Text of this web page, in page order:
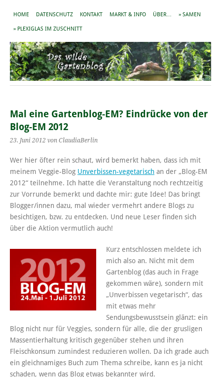
HOME DATENSCHUTZ KONTAKT MARKT & INFO ÜBER… » SAMEN
» PLEXIGLAS IM ZUSCHNITT
Mal eine Gartenblog-EM? Eindrücke von der
Blog-EM 2012
23. Juni 2012 von ClaudiaBerlin
Wer hier öfter rein schaut, wird bemerkt haben, dass ich mit
meinem Veggie-Blog Unverbissen-vegetarisch an der „Blog-EM
2012“ teilnehme. Ich hatte die Veranstaltung noch rechtzeitig
zur Vorrunde bemerkt und dachte mir: gute Idee! Das bringt
Blogger/innen dazu, mal wieder vermehrt andere Blogs zu
besichtigen, bzw. zu entdecken. Und neue Leser finden sich
über die Aktion vermutlich auch!
Kurz entschlossen meldete ich
mich also an. Nicht mit dem
Gartenblog (das auch in Frage
gekommen wäre), sondern mit
„Unverbissen vegetarisch“, das
mit etwas mehr
Sendungsbewusstsein glänzt: ein
Blog nicht nur für Veggies, sondern für alle, die der grusligen
Massentierhaltung kritisch gegenüber stehen und ihren
Fleischkonsum zumindest reduzieren wollen. Da ich grade auch
ein gleichnamiges Buch zum Thema schreibe, kann es ja nicht
schaden, wenn das Blog etwas bekannter wird.